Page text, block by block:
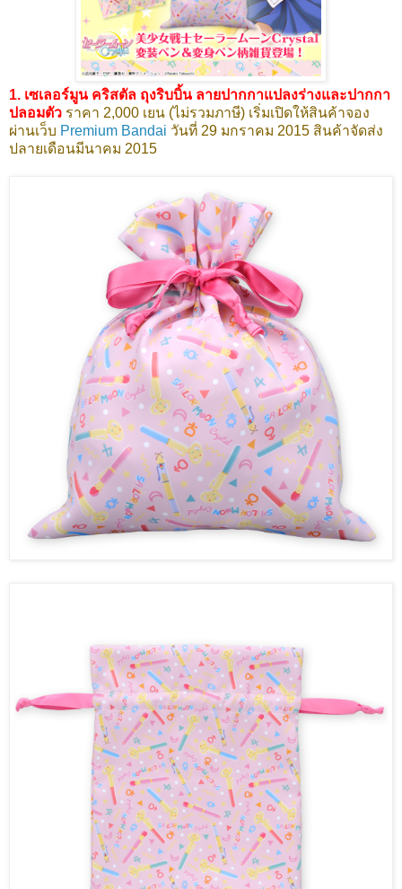
1. เซเลอร์มูน คริสตัล ถุงริบบิ้น ลายปากกาแปลงร่างและปากกา
ปลอมตัว ราคา 2,000 เยน (ไม่รวมภาษี) เริ่มเปิดให้สินค้าจอง
ผ่านเว็บ Premium Bandai วันที่ 29 มกราคม 2015 สินค้าจัดส่ง
ปลายเดือนมีนาคม 2015